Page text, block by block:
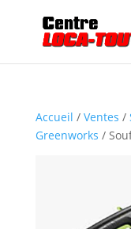
Accueil / Ventes /
Greenworks /